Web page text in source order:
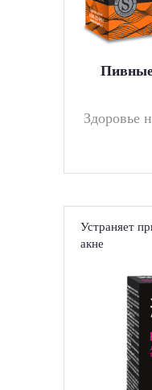
Здоровье
Устраняет
акне